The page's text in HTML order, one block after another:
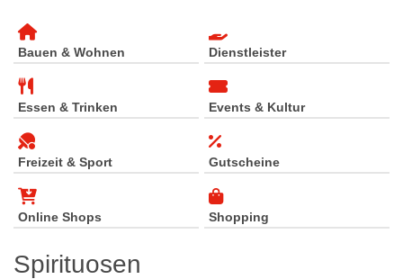
Bauen & Wohnen Dienstleister
Essen & Trinken Events & Kultur
Freizeit & Sport Gutscheine
Online Shops Shopping
Spirituosen